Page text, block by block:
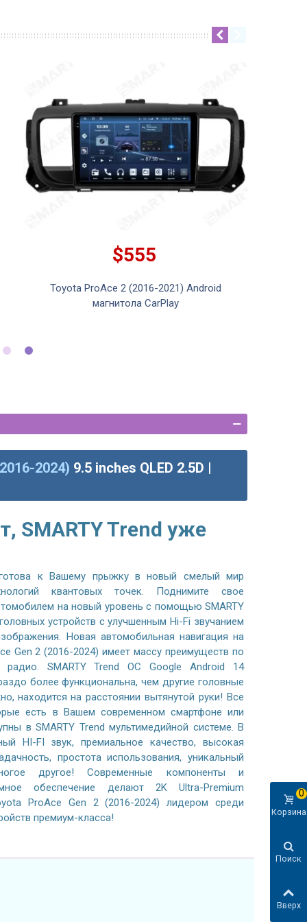
$555
Toyota ProAce 2 (2016-2021) Android
магнитола CarPlay
2024) 9.5 inches QLED 2.5D |
SMARTY Trend уже
к Вашему прыжку в новый смелый мир
квантовых точек. Поднимите свое
на новый уровень с помощью SMARTY
устройств с улучшенным Hi-Fi звучанием
Новая автомобильная навигация на
Gen 2 (2016-2024) имеет массу преимуществ по
радио. SMARTY Trend ОС Google Android 14
более функциональна, чем другие головные
находится на расстоянии вытянутой руки! Все
есть в Вашем современном смартфоне или
в SMARTY Trend мультимедийной системе. В
HI-FI звук, премиальное качество, высокая
простота использования, уникальный
другое! Современные компоненты и
обеспечение делают 2K Ultra-Premium
ProAce Gen 2 (2016-2024) лидером среди
премиум-класса!
Корзина
0
Поиск
Вверх